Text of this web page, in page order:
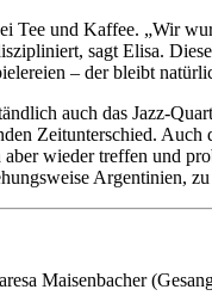
Tee und Kaffee. „Wir
sagt Elisa.
– der bleibt
auch das Jazz-
Zeitunterschied. Auch
wieder treffen und
Argentinien,
Maisenbacher